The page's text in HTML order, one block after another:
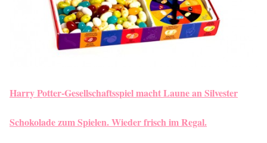
Harry Potter-Gesellschaftsspiel macht Laune an Silvester
Schokolade zum Spielen. Wieder frisch im Regal.